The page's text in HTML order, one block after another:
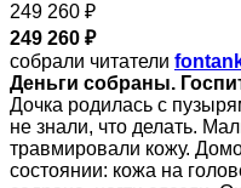
249 260 ₽
249 260 ₽
собрали читатели
Деньги собраны.
Дочка родилась с
не знали, что делать.
травмировали кожу.
состоянии: кожа на